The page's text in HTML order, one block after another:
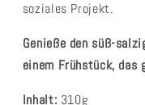
soziales Projekt.
Genieße den süß-
einem Frühstück, das
Inhalt: 310g